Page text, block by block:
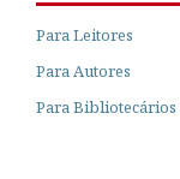
Para Leitores
Para Autores
Para Bibliotecários